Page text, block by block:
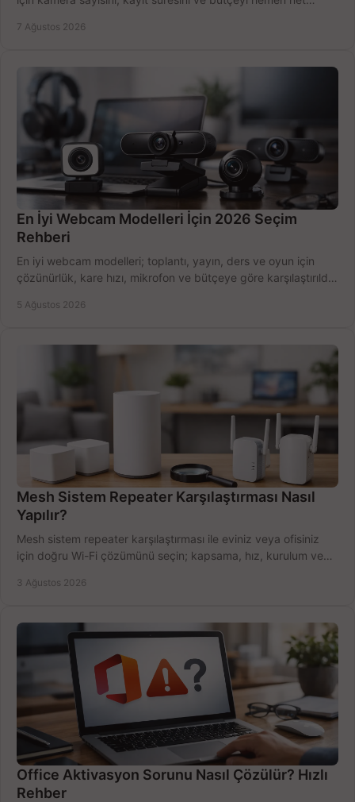
7 Ağustos 2026
En İyi Webcam Modelleri İçin 2026 Seçim
Rehberi
En iyi webcam modelleri; toplantı, yayın, ders ve oyun için
çözünürlük, kare hızı, mikrofon ve bütçeye göre karşılaştırıldı.
5 Ağustos 2026
Mesh Sistem Repeater Karşılaştırması Nasıl
Yapılır?
Mesh sistem repeater karşılaştırması ile eviniz veya ofisiniz
için doğru Wi-Fi çözümünü seçin; kapsama, hız, kurulum ve
3 Ağustos 2026
Office Aktivasyon Sorunu Nasıl Çözülür? Hızlı
Rehber